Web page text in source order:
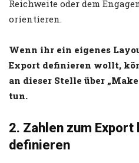
Reichweite oder dem
orientieren.
Wenn ihr ein eigenes
Export definieren wollt,
an dieser Stelle über
tun.
2. Zahlen zum Export
definieren